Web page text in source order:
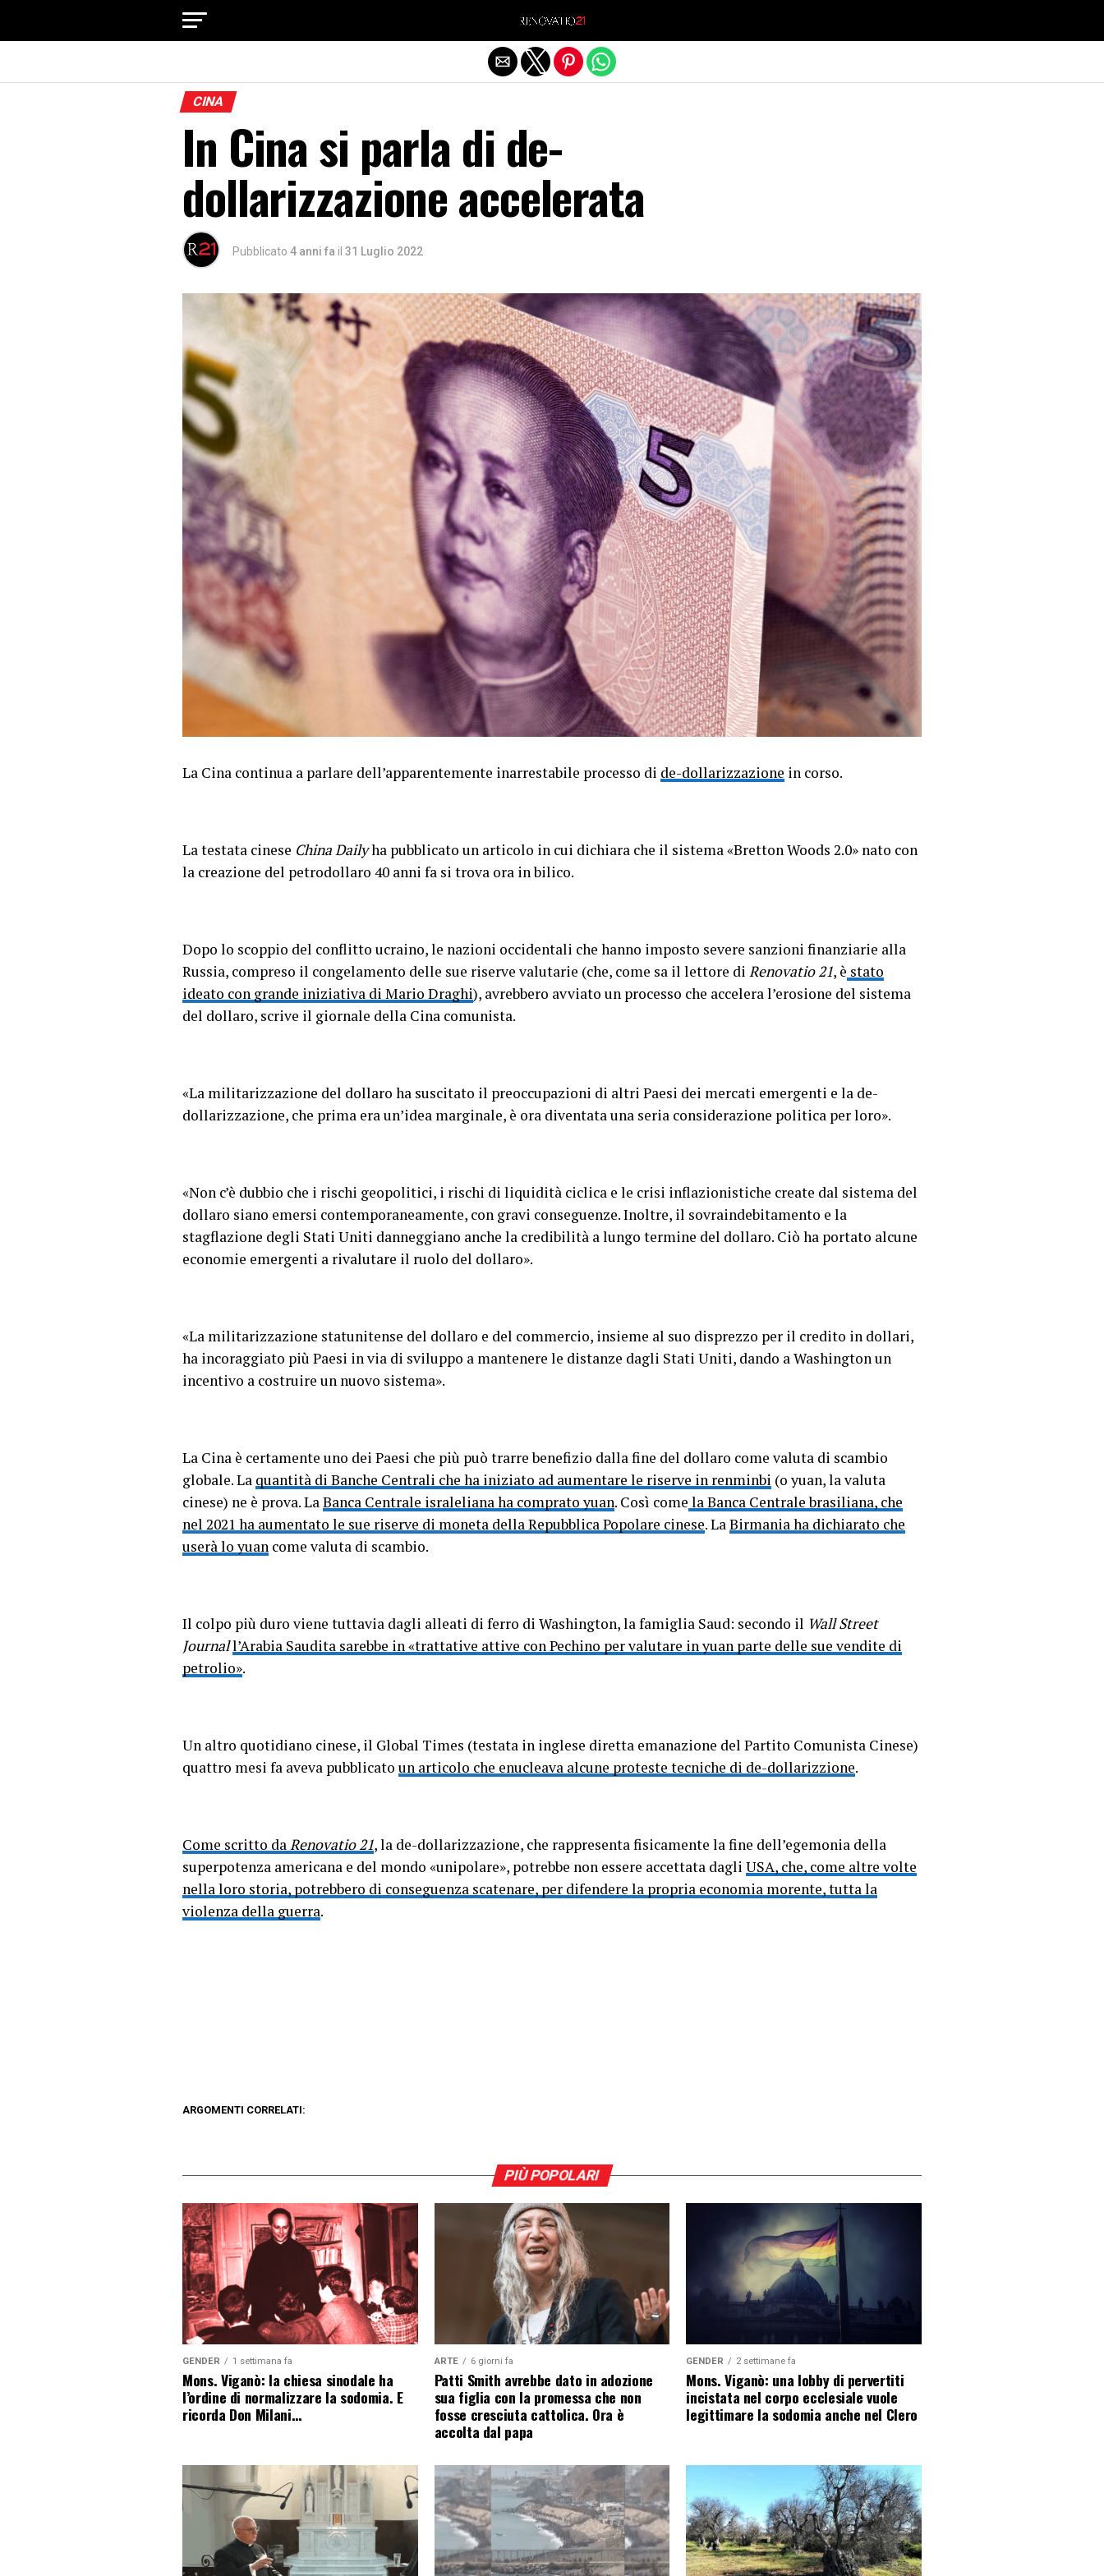
CINA
In Cina si parla di de-
dollarizzazione accelerata
Pubblicato 4 anni fa il 31 Luglio 2022
La Cina continua a parlare dell’apparentemente inarrestabile processo di de-dollarizzazione in corso.
La testata cinese China Dailyha pubblicato un articolo in cui dichiara che il sistema «Bretton Woods 2.0» nato con
la creazione del petrodollaro 40 anni fa si trova ora in bilico.
Dopo lo scoppio del conflitto ucraino, le nazioni occidentali che hanno imposto severe sanzioni finanziarie alla
Russia, compreso il congelamento delle sue riserve valutarie (che, come sa il lettore di Renovatio 21, è stato
ideato con grande iniziativa di Mario Draghi), avrebbero avviato un processo che accelera l’erosione del sistema
del dollaro, scrive il giornale della Cina comunista.
«La militarizzazione del dollaro ha suscitato il preoccupazioni di altri Paesi dei mercati emergenti e la de-
dollarizzazione, che prima era un’idea marginale, è ora diventata una seria considerazione politica per loro».
«Non c’è dubbio che i rischi geopolitici, i rischi di liquidità ciclica e le crisi inflazionistiche create dal sistema del
dollaro siano emersi contemporaneamente, con gravi conseguenze. Inoltre, il sovraindebitamento e la
stagflazione degli Stati Uniti danneggiano anche la credibilità a lungo termine del dollaro. Ciò ha portato alcune
economie emergenti a rivalutare il ruolo del dollaro».
«La militarizzazione statunitense del dollaro e del commercio, insieme al suo disprezzo per il credito in dollari,
ha incoraggiato più Paesi in via di sviluppo a mantenere le distanze dagli Stati Uniti, dando a Washington un
incentivo a costruire un nuovo sistema».
La Cina è certamente uno dei Paesi che più può trarre benefizio dalla fine del dollaro come valuta di scambio
globale. La quantità di Banche Centrali che ha iniziato ad aumentare le riserve in renminbi (o yuan, la valuta
cinese) ne è prova. LaBanca Centrale israleliana ha comprato yuan. Così come la Banca Centrale brasiliana, che
nel 2021 ha aumentato le sue riserve di moneta della Repubblica Popolare cinese. LaBirmania ha dichiarato che
userà lo yuan come valuta di scambio.
Il colpo più duro viene tuttavia dagli alleati di ferro di Washington, la famiglia Saud: secondo il Wall Street
Journall’Arabia Saudita sarebbe in «trattative attive con Pechino per valutare in yuan parte delle sue vendite di
petrolio».
Un altro quotidiano cinese, il Global Times (testata in inglese diretta emanazione del Partito Comunista Cinese)
quattro mesi fa aveva pubblicato un articolo che enucleava alcune proteste tecniche di de-dollarizzione.
Come scritto daRenovatio 21, la de-dollarizzazione, che rappresenta fisicamente la fine dell’egemonia della
superpotenza americana e del mondo «unipolare», potrebbe non essere accettata dagli USA, che, come altre volte
nella loro storia, potrebbero di conseguenza scatenare, per difendere la propria economia morente, tutta la
violenza della guerra.
ARGOMENTI CORRELATI:
PIÙ POPOLARI
GENDER 1 settimana fa
Mons. Viganò: la chiesa sinodale ha
l’ordine di normalizzare la sodomia. E
ricorda Don Milani…
ARTE 6 giorni fa
Patti Smith avrebbe dato in adozione
sua figlia con la promessa che non
fosse cresciuta cattolica. Ora è
accolta dal papa
GENDER 2 settimane fa
Mons. Viganò: una lobby di pervertiti
incistata nel corpo ecclesiale vuole
legittimare la sodomia anche nel Clero
Exit mobile version